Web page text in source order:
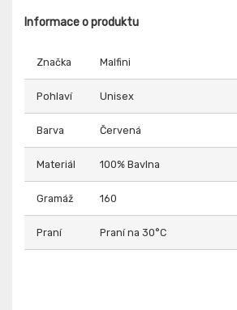
Informace o produktu
Značka Malfini
Pohlaví Unisex
Barva Červená
Materiál 100% Bavlna
Gramáž 160
Praní Praní na 30°C